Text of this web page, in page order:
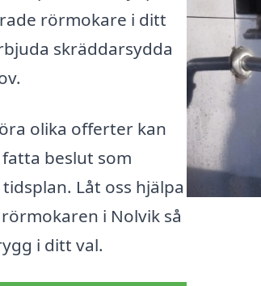
rörmokare i ditt
skräddarsydda
olika offerter kan
beslut som
Låt oss hjälpa
i Nolvik så
i ditt val.